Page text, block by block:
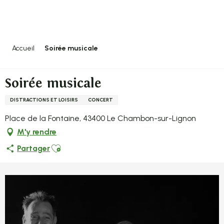
Accueil Soirée musicale
Soirée musicale
DISTRACTIONS ET LOISIRS CONCERT
Place de la Fontaine, 43400 Le Chambon-sur-Lignon
M'y rendre
PartagerAjouter aux favoris